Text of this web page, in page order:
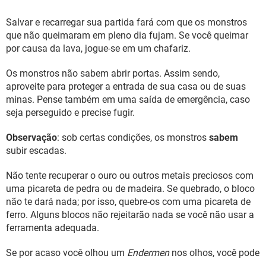
Salvar e recarregar sua partida fará com que os monstros
que não queimaram em pleno dia fujam. Se você queimar
por causa da lava, jogue-se em um chafariz.
Os monstros não sabem abrir portas. Assim sendo,
aproveite para proteger a entrada de sua casa ou de suas
minas. Pense também em uma saída de emergência, caso
seja perseguido e precise fugir.
Observação: sob certas condições, os monstros sabem
subir escadas.
Não tente recuperar o ouro ou outros metais preciosos com
uma picareta de pedra ou de madeira. Se quebrado, o bloco
não te dará nada; por isso, quebre-os com uma picareta de
ferro. Alguns blocos não rejeitarão nada se você não usar a
ferramenta adequada.
Se por acaso você olhou um Endermennos olhos, você pode